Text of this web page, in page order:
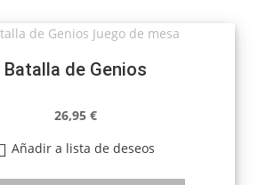
Batalla de Genios
26,95 €
Añadir a lista de deseos